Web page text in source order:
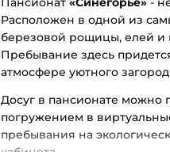
Расположен в одной из
березовой рощицы, елей и
Пребывание здесь
атмосфере уютного
Досуг в пансионате можно
погружением в
пребывания на